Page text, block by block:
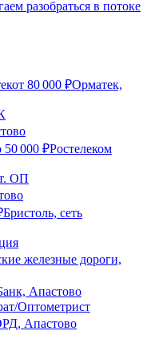
разобраться в потоке
от 80 000 ₽Орматек,
50 000 ₽Ростелеком
ОП
Бристоль, сеть
железные дороги,
Апастово
Оптометрист
Апастово